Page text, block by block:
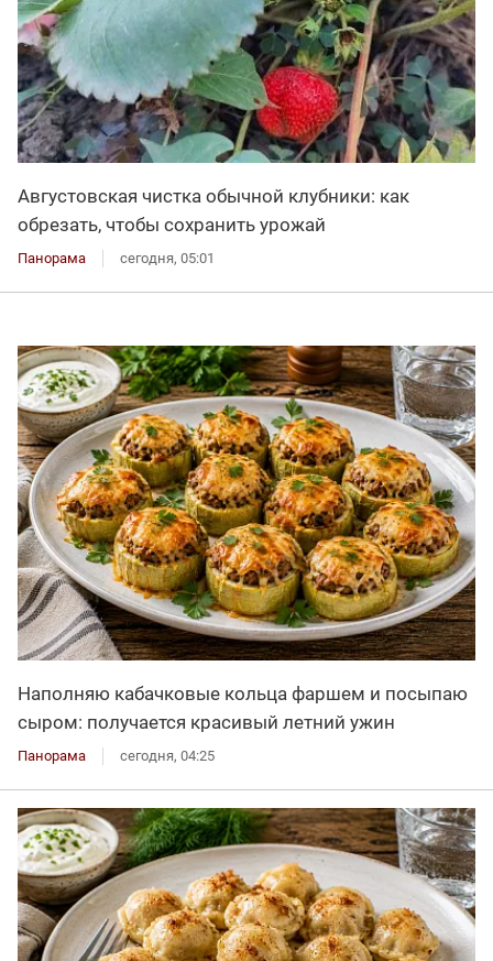
Августовская чистка обычной клубники: как
обрезать, чтобы сохранить урожай
Панорама сегодня, 05:01
Наполняю кабачковые кольца фаршем и посыпаю
сыром: получается красивый летний ужин
Панорама сегодня, 04:25